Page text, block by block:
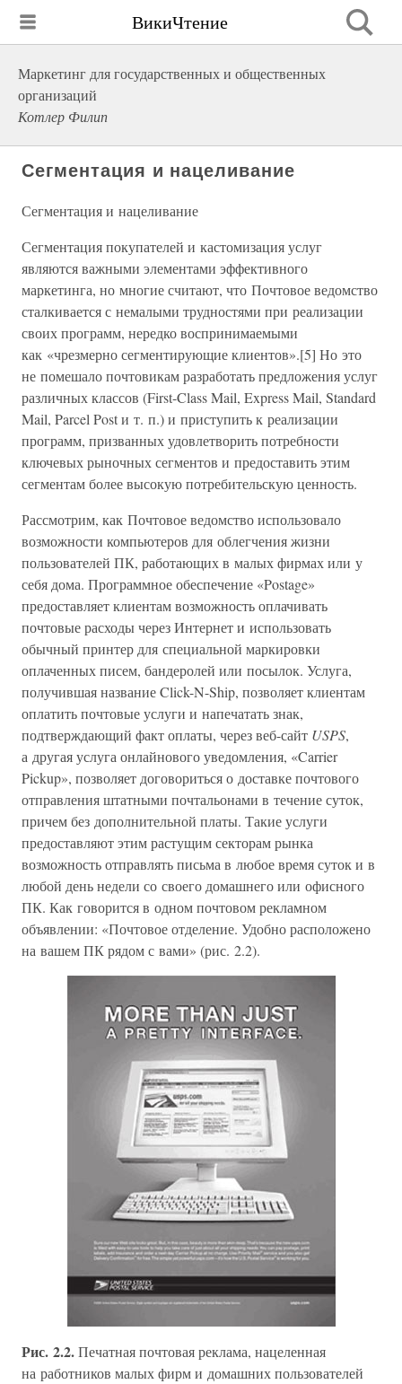
ВикиЧтение
Маркетинг для государственных и общественных
организаций
Котлер Филип
Сегментация и нацеливание
Сегментация и нацеливание
Сегментация покупателей и кастомизация услуг
являются важными элементами эффективного
маркетинга, но многие считают, что Почтовое ведомство
сталкивается с немалыми трудностями при реализации
своих программ, нередко воспринимаемыми
как «чрезмерно сегментирующие клиентов».[5] Но это
не помешало почтовикам разработать предложения услуг
различных классов (First-Class Mail, Express Mail, Standard
Mail, Parcel Post и т. п.) и приступить к реализации
программ, призванных удовлетворить потребности
ключевых рыночных сегментов и предоставить этим
сегментам более высокую потребительскую ценность.
Рассмотрим, как Почтовое ведомство использовало
возможности компьютеров для облегчения жизни
пользователей ПК, работающих в малых фирмах или у
себя дома. Программное обеспечение «Postage»
предоставляет клиентам возможность оплачивать
почтовые расходы через Интернет и использовать
обычный принтер для специальной маркировки
оплаченных писем, бандеролей или посылок. Услуга,
получившая название Click-N-Ship, позволяет клиентам
оплатить почтовые услуги и напечатать знак,
подтверждающий факт оплаты, через веб-сайт USPS,
а другая услуга онлайнового уведомления, «Carrier
Pickup», позволяет договориться о доставке почтового
отправления штатными почтальонами в течение суток,
причем без дополнительной платы. Такие услуги
предоставляют этим растущим секторам рынка
возможность отправлять письма в любое время суток и в
любой день недели со своего домашнего или офисного
ПК. Как говорится в одном почтовом рекламном
объявлении: «Почтовое отделение. Удобно расположено
на вашем ПК рядом с вами» (рис. 2.2).
Рис. 2.2.Печатная почтовая реклама, нацеленная
на работников малых фирм и домашних пользователей